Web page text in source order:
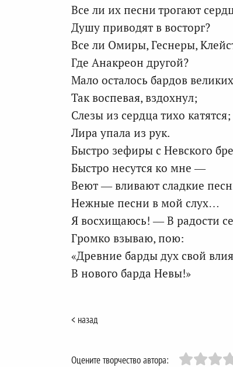
Все ли их песни трогают
Душу приводят в восторг?
Все ли Омиры, Геснеры,
Где Анакреон другой?
Мало осталось бардов
Так воспевая, вздохнул;
Слезы из сердца тихо катятся;
Лира упала из рук.
Быстро зефиры с Невского
Быстро несутся ко мне —
Веют — вливают сладкие
Нежные песни в мой слух…
Я восхищаюсь! — В радости
Громко взываю, пою:
«Древние барды дух свой
В нового барда Невы!»
< назад
Оцените творчество автора: